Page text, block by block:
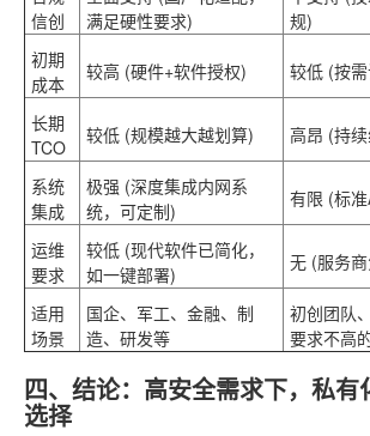
信创
满足硬性要求)
规)
初期
成本
较高 (硬件+软件授权) 较低 (按
长期
TCO
较低 (规模越大越划算) 高昂 (持
系统
集成
极强 (深度集成内网系
统，可定制)
有限 (标
运维
要求
较低 (现代软件已简化，
如一键部署)
无 (服务
适用
场景
国企、军工、金融、制
造、研发等
初创团队
要求不高
四、结论：高安全需求下，私有
选择